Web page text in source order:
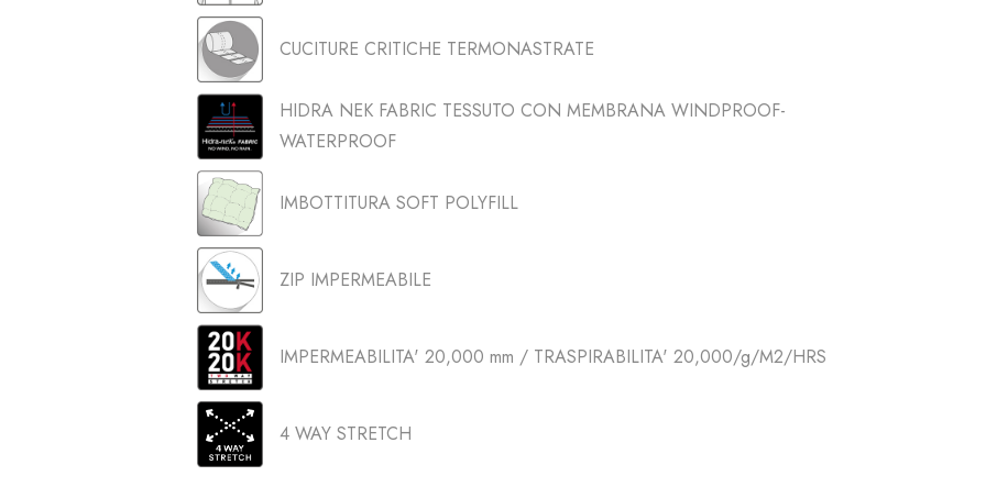
CUCITURE CRITICHE TERMONASTRATE
HIDRA NEK FABRIC TESSUTO CON MEMBRANA WINDPROOF-
WATERPROOF
IMBOTTITURA SOFT POLYFILL
ZIP IMPERMEABILE
IMPERMEABILITA' 20,000 mm / TRASPIRABILITA' 20,000/g/M2/HRS
4 WAY STRETCH